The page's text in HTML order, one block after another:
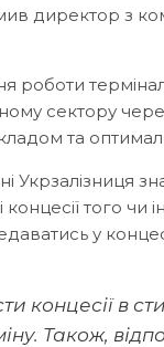
директор з
сектору
та
Укрзалізниця
того чи
у
концесії в
Також,